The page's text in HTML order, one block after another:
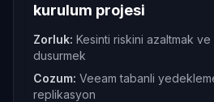
kurulum projesi
Zorluk: Kesinti riskini azaltmak
dusurmek
Cozum: Veeam tabanli
replikasyon